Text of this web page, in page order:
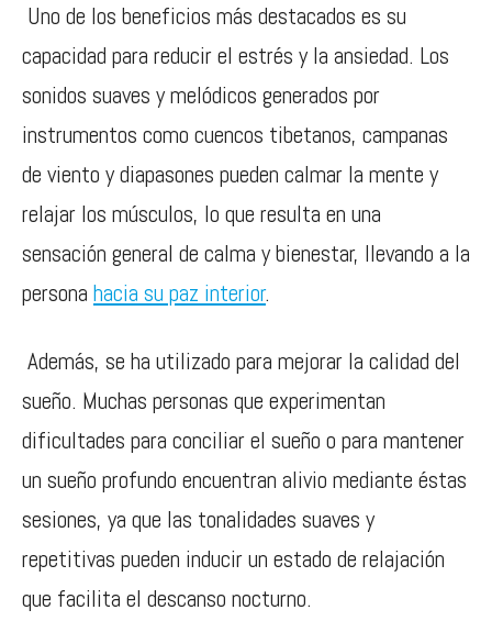
Uno de los beneficios más destacados es su
capacidad para reducir el estrés y la ansiedad. Los
sonidos suaves y melódicos generados por
instrumentos como cuencos tibetanos, campanas
de viento y diapasones pueden calmar la mente y
relajar los músculos, lo que resulta en una
sensación general de calma y bienestar, llevando a la
persona hacia su paz interior.
Además, se ha utilizado para mejorar la calidad del
sueño. Muchas personas que experimentan
dificultades para conciliar el sueño o para mantener
un sueño profundo encuentran alivio mediante éstas
sesiones, ya que las tonalidades suaves y
repetitivas pueden inducir un estado de relajación
que facilita el descanso nocturno.